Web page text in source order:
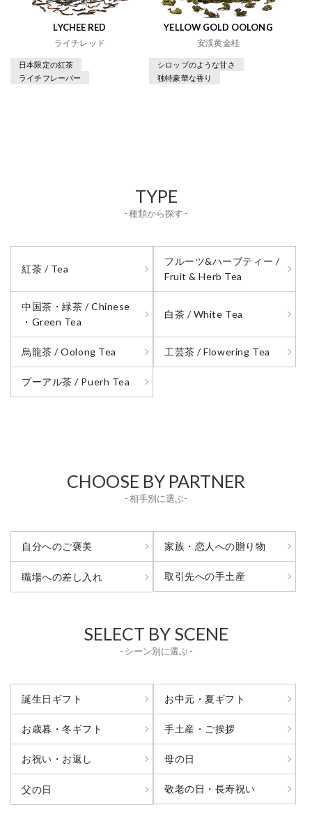
LYCHEE RED
ライチレッド
日本限定の紅茶
ライチフレーバー
YELLOW GOLD OOLONG
安渓黄金桂
シロップのような甘さ
独特豪華な香り
TYPE
- 種類から探す -
紅茶 / Tea
フルーツ&ハーブティー /
Fruit & Herb Tea
中国茶・緑茶 / Chinese
・Green Tea
白茶 / White Tea
烏龍茶 / Oolong Tea 工芸茶 / Flowering Tea
プーアル茶 / Puerh Tea
CHOOSE BY PARTNER
- 相手別に選ぶ-
自分へのご褒美 家族・恋人への贈り物
職場への差し入れ 取引先への手土産
SELECT BY SCENE
- シーン別に選ぶ -
誕生日ギフト お中元・夏ギフト
お歳暮・冬ギフト 手土産・ご挨拶
お祝い・お返し 母の日
父の日 敬老の日・長寿祝い